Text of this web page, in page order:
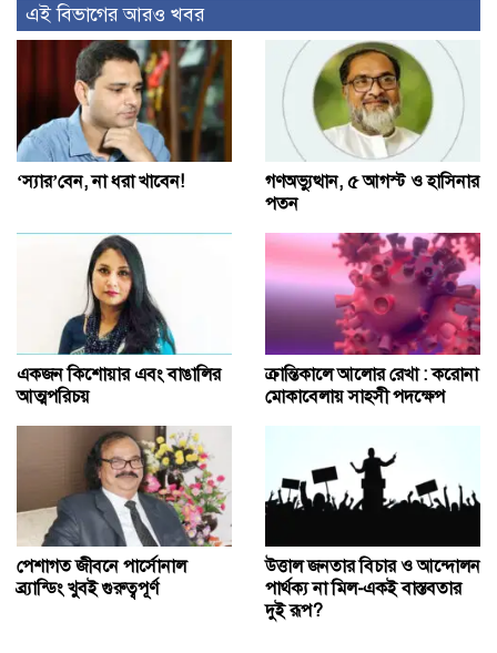
এই বিভাগের আরও খবর
‘স্যার’বেন, না ধরা খাবেন!
গণঅভ্যুত্থান, ৫ আগস্ট ও হাসিনার
পতন
একজন কিশোয়ার এবং বাঙালির
আত্মপরিচয়
ক্রান্তিকালে আলোর রেখা : করোনা
মোকাবেলায় সাহসী পদক্ষেপ
পেশাগত জীবনে পার্সোনাল
ব্র্যান্ডিং খুবই গুরুত্বপূর্ণ
উত্তাল জনতার বিচার ও আন্দোলন
পার্থক্য না মিল-একই বাস্তবতার
দুই রূপ?